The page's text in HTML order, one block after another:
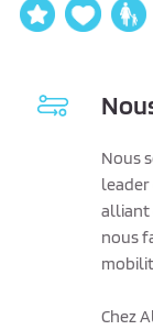
Nous
leader
alliant
nous
Chez